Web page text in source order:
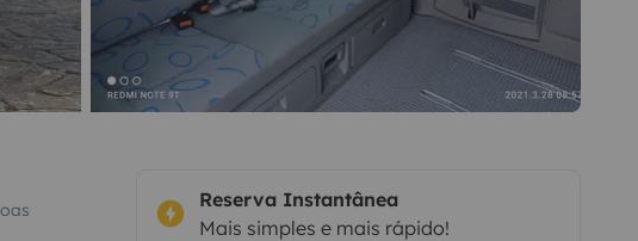
Reserva Instantânea
Mais simples e mais rápido!